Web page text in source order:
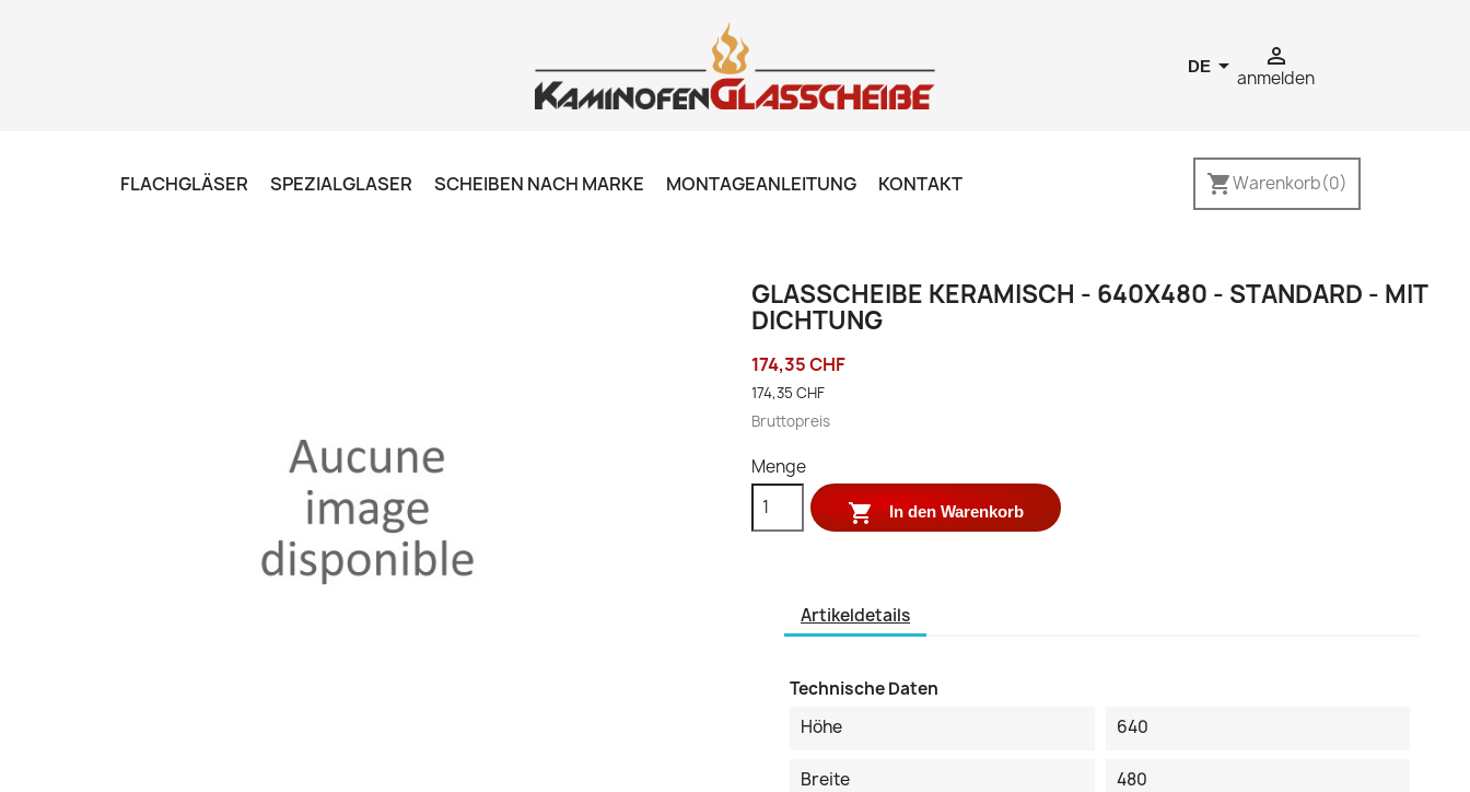
DE  
anmelden
shopping_cartWarenkorb(0)
FLACHGLÄSER SPEZIALGLASER SCHEIBEN NACH MARKE MONTAGEANLEITUNG KONTAKT
GLASSCHEIBE KERAMISCH - 640X480 - STANDARD - MIT
DICHTUNG
174,35 CHF
174,35 CHF
Bruttopreis
Menge
 In den Warenkorb
Artikeldetails
Technische Daten
Höhe
640
Breite 480